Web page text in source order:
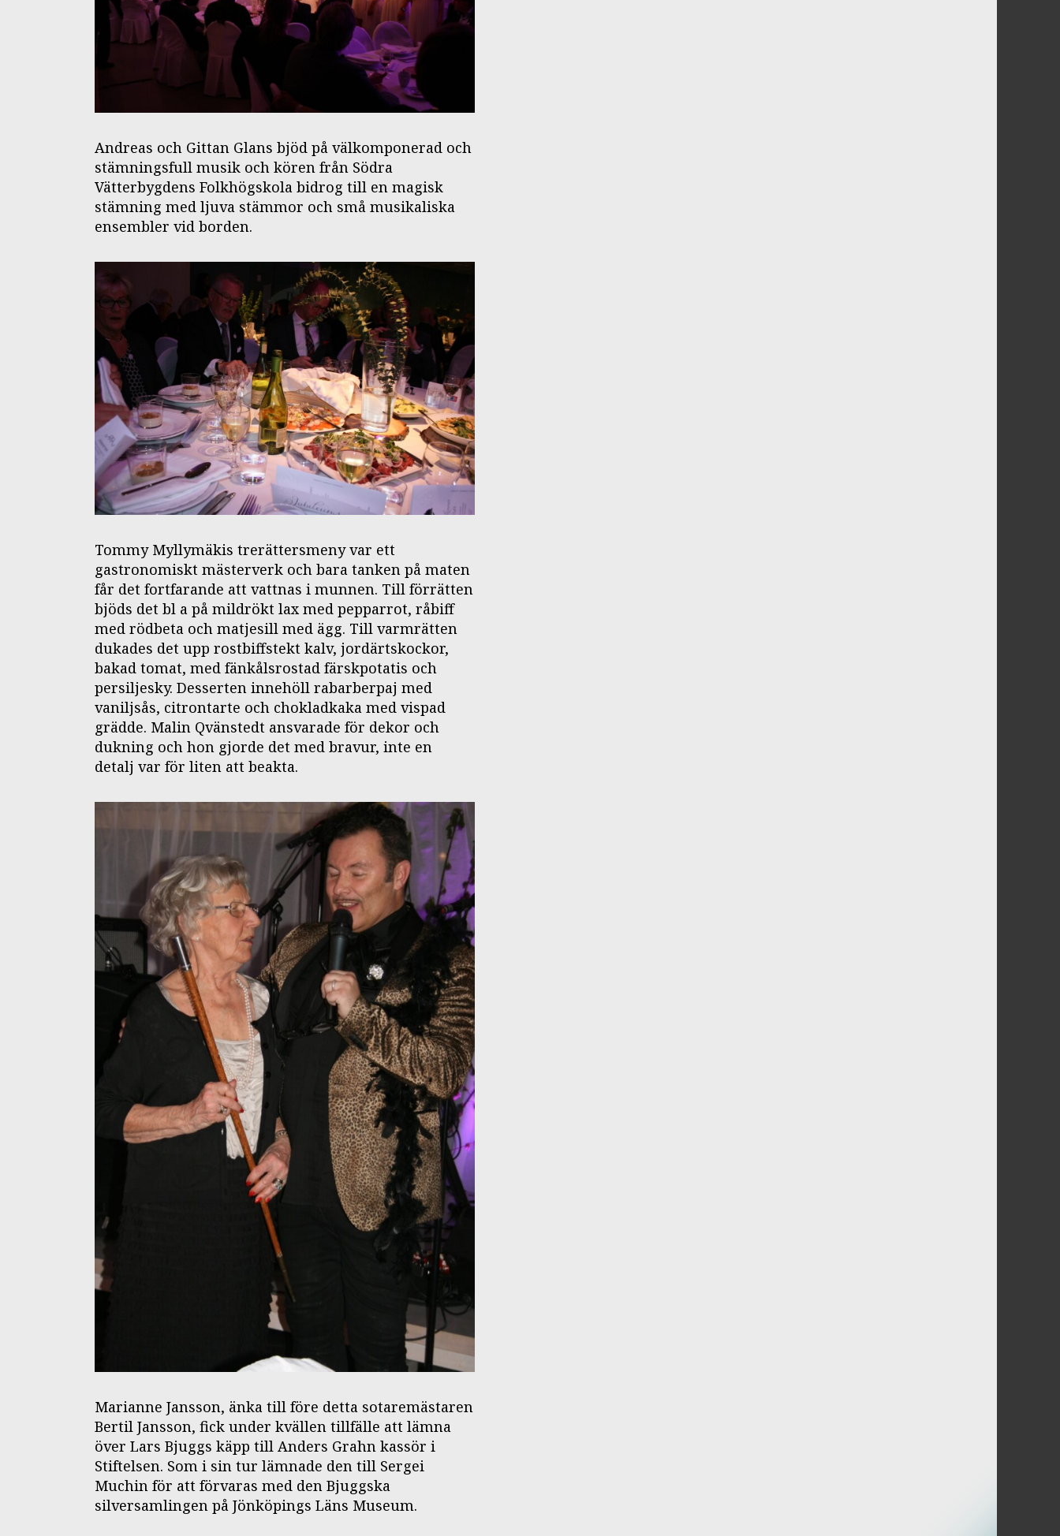
Andreas och Gittan Glans bjöd på välkomponerad och
stämningsfull musik och kören från Södra
Vätterbygdens Folkhögskola bidrog till en magisk
stämning med ljuva stämmor och små musikaliska
ensembler vid borden.
Tommy Myllymäkis trerättersmeny var ett
gastronomiskt mästerverk och bara tanken på maten
får det fortfarande att vattnas i munnen. Till förrätten
bjöds det bl a på mildrökt lax med pepparrot, råbiff
med rödbeta och matjesill med ägg. Till varmrätten
dukades det upp rostbiffstekt kalv, jordärtskockor,
bakad tomat, med fänkålsrostad färskpotatis och
persiljesky. Desserten innehöll rabarberpaj med
vaniljsås, citrontarte och chokladkaka med vispad
grädde. Malin Qvänstedt ansvarade för dekor och
dukning och hon gjorde det med bravur, inte en
detalj var för liten att beakta.
Marianne Jansson, änka till före detta sotaremästaren
Bertil Jansson, fick under kvällen tillfälle att lämna
över Lars Bjuggs käpp till Anders Grahn kassör i
Stiftelsen. Som i sin tur lämnade den till Sergei
Muchin för att förvaras med den Bjuggska
silversamlingen på Jönköpings Läns Museum.